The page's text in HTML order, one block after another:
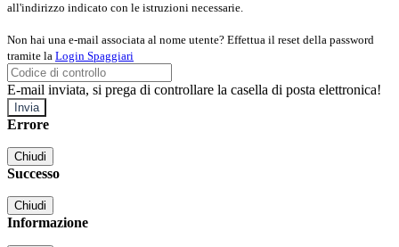
all'indirizzo indicato con le istruzioni necessarie.
Non hai una e-mail associata al nome utente? Effettua il reset della password
tramite la Login Spaggiari
E-mail inviata, si prega di controllare la casella di posta elettronica!
Errore
Chiudi
Successo
Chiudi
Informazione